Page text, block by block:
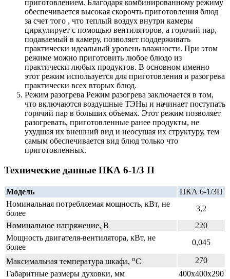
приготовлением. Благодаря комбинированному режиму
обеспечивается высокая скорочть приготовления блюд
за счет того , что теплый воздух внутри камеры
циркулирует с помощью вентиляторов, а горячий пар,
подаваемый в камеру, позволяет поддерживать
практически идеальный уровень влажности. При этом
режиме можно приготовить любое блюдо из
практически любых продуктов. В основном именно
этот режим используется для приготовления и разогрева
практически всех вторых блюд.
Режим разогрева Режим разогрева заключается в том,
что включаются воздушные ТЭНы и начинает поступать
горячий пар в больших объемах. Этот режим позволяет
разогревать, приготовленные ранее продукты, не
ухудшая их внешний вид и неосушая их структуру, тем
самым обеспечивается вид блюд только что
приготовленных.
Технические данные ПКА 6-1/3 П
Модель
ПКА 6-1/3П
Номинальная потребляемая мощность, кВт, не
более
3,2
Номинальное напряжение, В
220
Мощность двигателя-вентилятора, кВт, не
более
0,045
Максимальная температура шкафа, оС
270
Габаритные размеры духовки, мм
400х400х290